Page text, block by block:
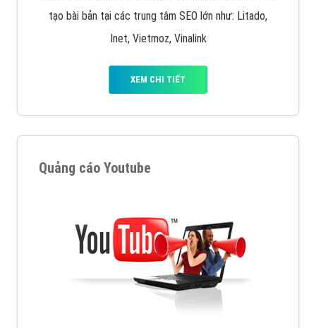
tạo bài bản tại các trung tâm SEO lớn như: Litado,
Inet, Vietmoz, Vinalink
XEM CHI TIẾT
Quảng cáo Youtube